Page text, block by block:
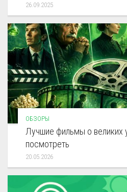
26.09.2025
ОБЗОРЫ
Лучшие фильмы о великих
посмотреть
20.05.2026